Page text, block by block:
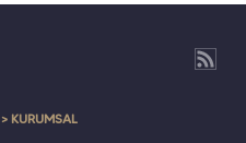
> KURUMSAL